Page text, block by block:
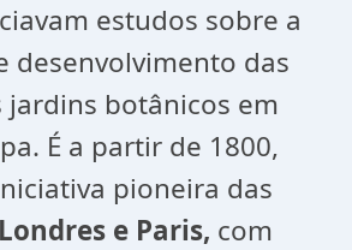
estudos sobre a
desenvolvimento das
jardins botânicos em
É a partir de 1800,
pioneira das
Londres e Paris, com